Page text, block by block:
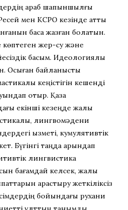
араб шапқыншылғы
мен КСРО кезінде қатты
баса жазған болатын.
көптеген жер-су және
басым. Идеологиялық
Осыған байланысты
кеңістігін кешенді
отыр. Қазақ
екінші кезеңде жалқы
лингвомәдени
қызметі, кумулятивтік
Бүгінгі таңда қарқындап
лингвистика
бағамдай келсек, жалқы
қарастыру жеткіліксіз
бойындағы рухани